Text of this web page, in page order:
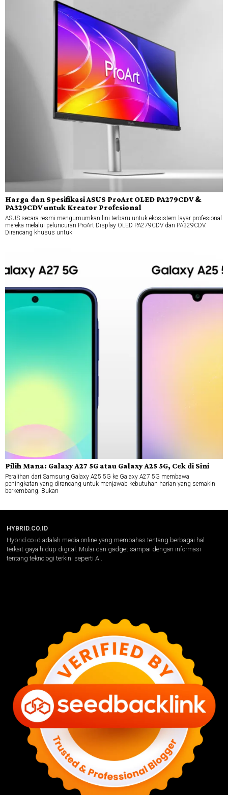
Harga dan Spesifikasi ASUS ProArt OLED PA279CDV &
PA329CDV untuk Kreator Profesional
ASUS secara resmi mengumumkan lini terbaru untuk ekosistem layar profesional
mereka melalui peluncuran ProArt Display OLED PA279CDV dan PA329CDV.
Dirancang khusus untuk
Pilih Mana: Galaxy A27 5G atau Galaxy A25 5G, Cek di Sini
Peralihan dari Samsung Galaxy A25 5G ke Galaxy A27 5G membawa
peningkatan yang dirancang untuk menjawab kebutuhan harian yang semakin
berkembang. Bukan
HYBRID.CO.ID
Hybrid.co.id adalah media online yang membahas tentang berbagai hal
terkait gaya hidup digital. Mulai dari gadget sampai dengan informasi
tentang teknologi terkini seperti AI.